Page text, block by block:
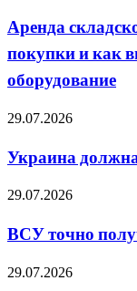
техники:
когда
она
покупки
как
подходящее
оборудование
Аренда
покупки и как
оборудование
Украина
исчезнуть
29.07.2026
Украина
ВСУ
получат
десятки
новых
29.07.2026
ВСУ точно
Хуситы
29.07.2026